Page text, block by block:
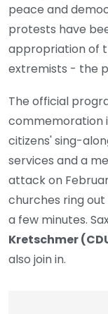
peace and
protests have
appropriation of
extremists - the
The official
commemoration
citizens' sing-
services and a
attack on
churches ring out
a few minutes.
Kretschmer
also join in.